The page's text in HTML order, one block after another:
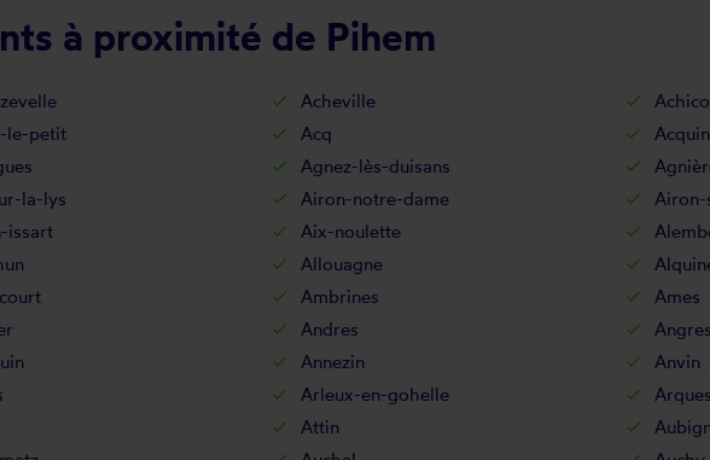
à proximité de Pihem
Acheville
le-petit Acq
Agnez-lès-duisans
la-lys Airon-notre-dame
Airon-
issart Aix-noulette
Allouagne
Ambrines
Ames
Andres
Angres
Annezin
Anvin
Arleux-en-gohelle
Arques
Attin